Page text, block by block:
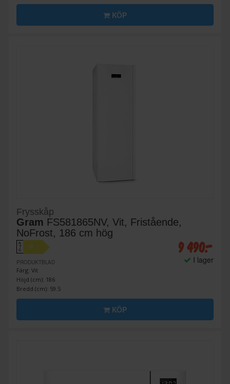
KÖP
Frysskåp
Gram FS581865NV, Vit, Fristående,
NoFrost, 186 cm hög
A
↑
G
D
PRODUKTBLAD
Färg: Vit
Höjd (cm): 186
Bredd (cm): 59.5
9 490:-
I lager
KÖP